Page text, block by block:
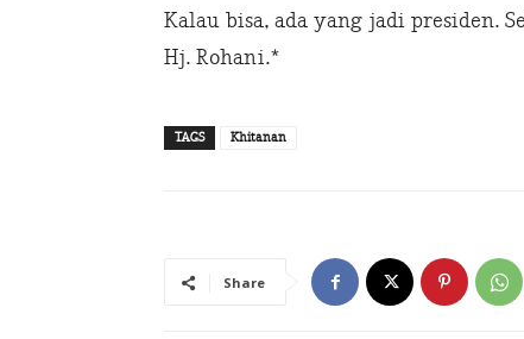
Kalau bisa, ada yang jadi presiden.
Hj. Rohani.*
TAGS Khitanan
Share